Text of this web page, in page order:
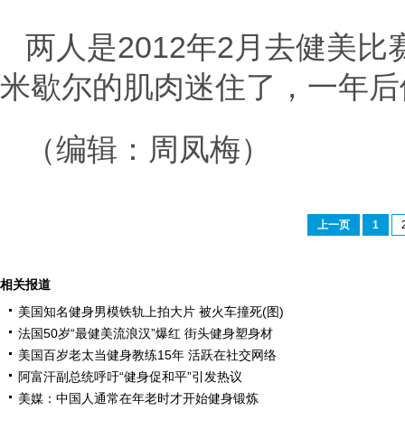
两人是2012年2月去健美比
米歇尔的肌肉迷住了，一年
（编辑：周凤梅）
上一页 1
相关报道
美国知名健身男模铁轨上拍大片 被火车撞死(图)
法国50岁“最健美流浪汉”爆红 街头健身塑身材
美国百岁老太当健身教练15年 活跃在社交网络
阿富汗副总统呼吁“健身促和平”引发热议
美媒：中国人通常在年老时才开始健身锻炼